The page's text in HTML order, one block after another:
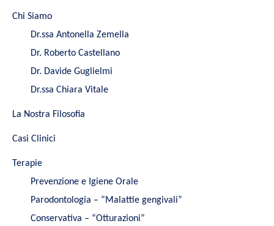
Chi Siamo
Dr.ssa Antonella Zemella
Dr. Roberto Castellano
Dr. Davide Guglielmi
Dr.ssa Chiara Vitale
La Nostra Filosofia
Casi Clinici
Terapie
Prevenzione e Igiene Orale
Parodontologia – “Malattie gengivali”
Conservativa – “Otturazioni”